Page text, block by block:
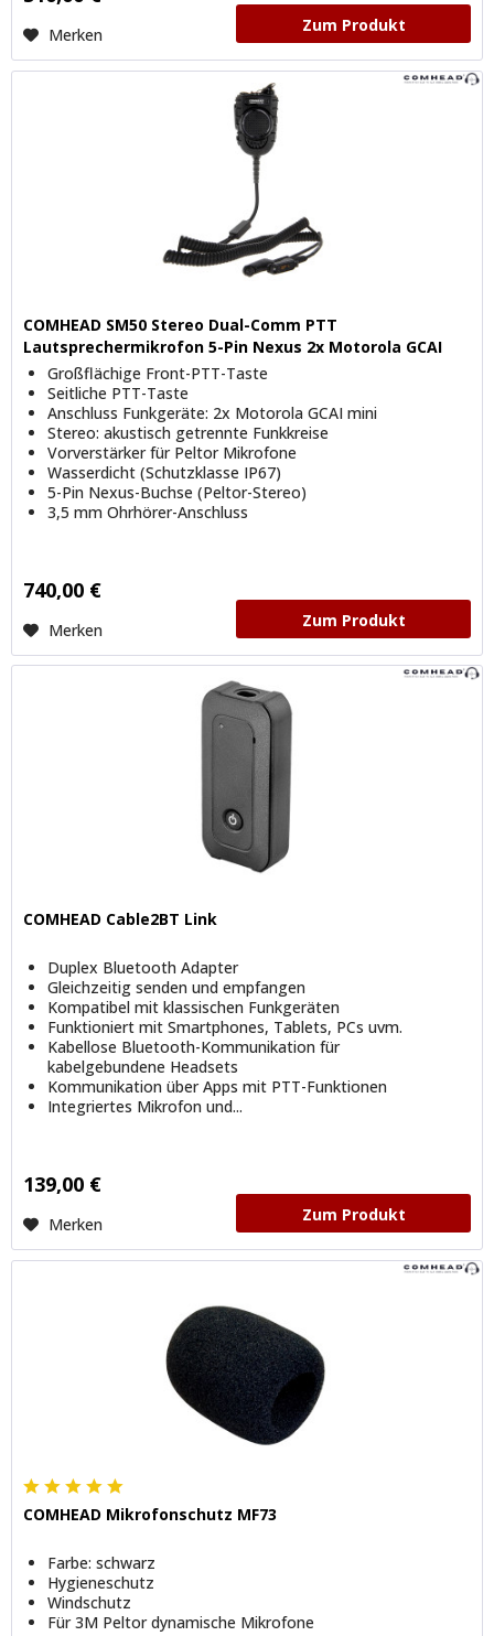
Merken Zum Produkt
COMHEAD SM50 Stereo Dual-Comm PTT
Lautsprechermikrofon 5-Pin Nexus 2x Motorola GCAI
miniGroßflächige Front-PTT-Taste
Seitliche PTT-Taste
Anschluss Funkgeräte: 2x Motorola GCAI mini
Stereo: akustisch getrennte Funkkreise
Vorverstärker für Peltor Mikrofone
Wasserdicht (Schutzklasse IP67)
5-Pin Nexus-Buchse (Peltor-Stereo)
3,5 mm Ohrhörer-Anschluss
740,00 €
Merken Zum Produkt
COMHEAD Cable2BT Link
Duplex Bluetooth Adapter
Gleichzeitig senden und empfangen
Kompatibel mit klassischen Funkgeräten
Funktioniert mit Smartphones, Tablets, PCs uvm.
Kabellose Bluetooth-Kommunikation für
kabelgebundene Headsets
Kommunikation über Apps mit PTT-Funktionen
Integriertes Mikrofon und...
139,00 €
Merken Zum Produkt
COMHEAD Mikrofonschutz MF73
Farbe: schwarz
Hygieneschutz
Windschutz
Für 3M Peltor dynamische Mikrofone